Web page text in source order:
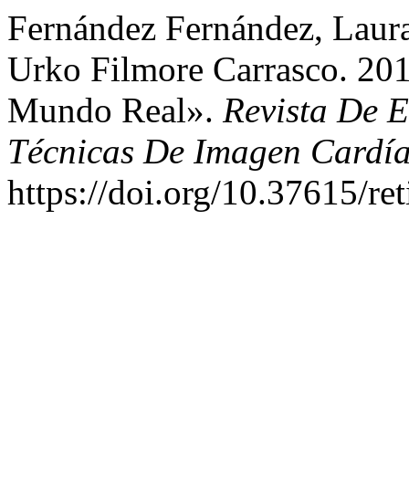
Fernández Fernández,
Urko Filmore Carrasco.
Mundo Real». Revista De
Técnicas De Imagen
https://doi.org/10.37615/